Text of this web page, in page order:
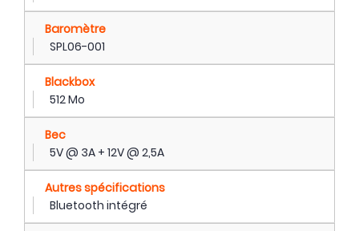
Baromètre
SPL06-001
Blackbox
512 Mo
Bec
5V @ 3A + 12V @ 2,5A
Autres spécifications
Bluetooth intégré